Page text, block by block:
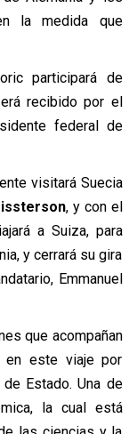
la medida que
participará de
recibido por el
federal de
visitará Suecia
, y con el
a Suiza, para
y cerrará su gira
Emmanuel
que acompañan
en este viaje por
Estado. Una de
la cual está